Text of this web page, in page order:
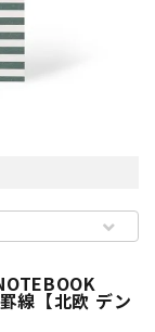
線【北欧 デン